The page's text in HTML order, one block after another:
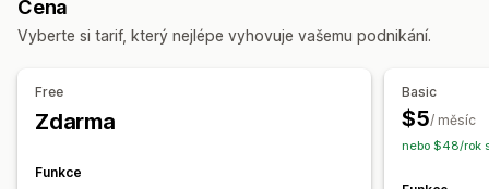
Vlastní charita
Vstupní stránky
Cena
Vyberte si tarif, který nejlépe vyhovuje vašemu podnikání.
Free
Zdarma
Funkce
Basic
$5/ měsíc
nebo $48/rok